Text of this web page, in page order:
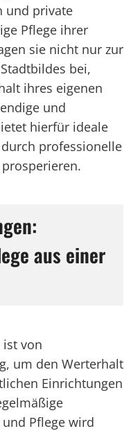
und private
Pflege ihrer
sie nicht nur zur
bei,
ihres eigenen
und
hierfür ideale
professionelle
aus einer
ist von
um den Werterhalt
Einrichtungen
Pflege wird